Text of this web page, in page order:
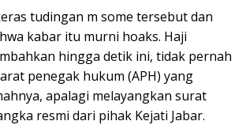
tudingan m some tersebut dan
kabar itu murni hoaks. Haji
hingga detik ini, tidak pernah
penegak hukum (APH) yang
apalagi melayangkan surat
resmi dari pihak Kejati Jabar.